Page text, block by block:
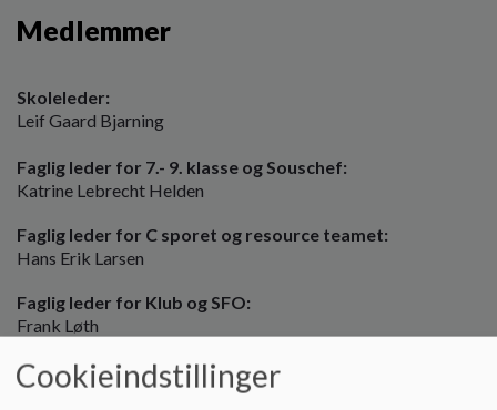
Medlemmer
Skoleleder:
Leif Gaard Bjarning
Faglig leder for 7.- 9. klasse og Souschef:
Katrine Lebrecht Helden
Faglig leder for C sporet og resource teamet:
Hans Erik Larsen
Faglig leder for Klub og SFO:
Frank Løth
Formand for skolebestyrelsen:
Gro Iversen
Cookieindstillinger